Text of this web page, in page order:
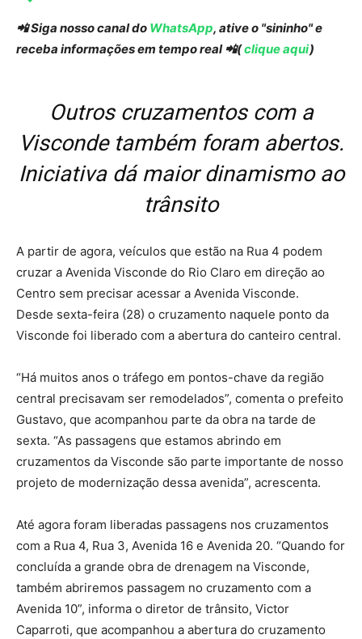
📲 Siga nosso canal do WhatsApp, ative o "sininho" e
receba informações em tempo real 📲(clique aqui)
Outros cruzamentos com a
Visconde também foram abertos.
Iniciativa dá maior dinamismo ao
trânsito
A partir de agora, veículos que estão na Rua 4 podem
cruzar a Avenida Visconde do Rio Claro em direção ao
Centro sem precisar acessar a Avenida Visconde.
Desde sexta-feira (28) o cruzamento naquele ponto da
Visconde foi liberado com a abertura do canteiro central.
“Há muitos anos o tráfego em pontos-chave da região
central precisavam ser remodelados”, comenta o prefeito
Gustavo, que acompanhou parte da obra na tarde de
sexta. “As passagens que estamos abrindo em
cruzamentos da Visconde são parte importante de nosso
projeto de modernização dessa avenida”, acrescenta.
Até agora foram liberadas passagens nos cruzamentos
com a Rua 4, Rua 3, Avenida 16 e Avenida 20. “Quando for
concluída a grande obra de drenagem na Visconde,
também abriremos passagem no cruzamento com a
Avenida 10”, informa o diretor de trânsito, Victor
Caparroti, que acompanhou a abertura do cruzamento